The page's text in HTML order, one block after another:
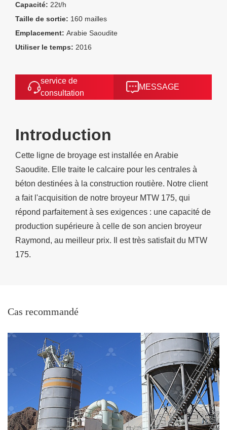
Capacité: 22t/h
Taille de sortie: 160 mailles
Emplacement: Arabie Saoudite
Utiliser le temps: 2016
service de
consultation
MESSAGE
Introduction
Cette ligne de broyage est installée en Arabie
Saoudite. Elle traite le calcaire pour les centrales à
béton destinées à la construction routière. Notre client
a fait l'acquisition de notre broyeur MTW 175, qui
répond parfaitement à ses exigences : une capacité de
production supérieure à celle de son ancien broyeur
Raymond, au meilleur prix. Il est très satisfait du MTW
175.
Cas recommandé